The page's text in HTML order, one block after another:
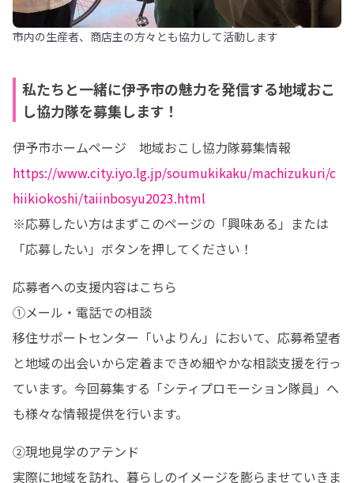
市内の生産者、商店主の方々とも協力して活動します
私たちと一緒に伊予市の魅力を発信する地域おこ
し協力隊を募集します！
https://www.city.iyo.lg.jp/soumukikaku/machizukuri/c
hiikiokoshi/taiinbosyu2023.html
※応募したい方はまずこのページの「興味ある」または
「応募したい」ボタンを押してください！
応募者への支援内容はこちら
①メール・電話での相談
移住サポートセンター「いよりん」において、応募希望者
と地域の出会いから定着まできめ細やかな相談支援を行っ
ています。今回募集する「シティプロモーション隊員」へ
も様々な情報提供を行います。
②現地見学のアテンド
実際に地域を訪れ、暮らしのイメージを膨らませていきま